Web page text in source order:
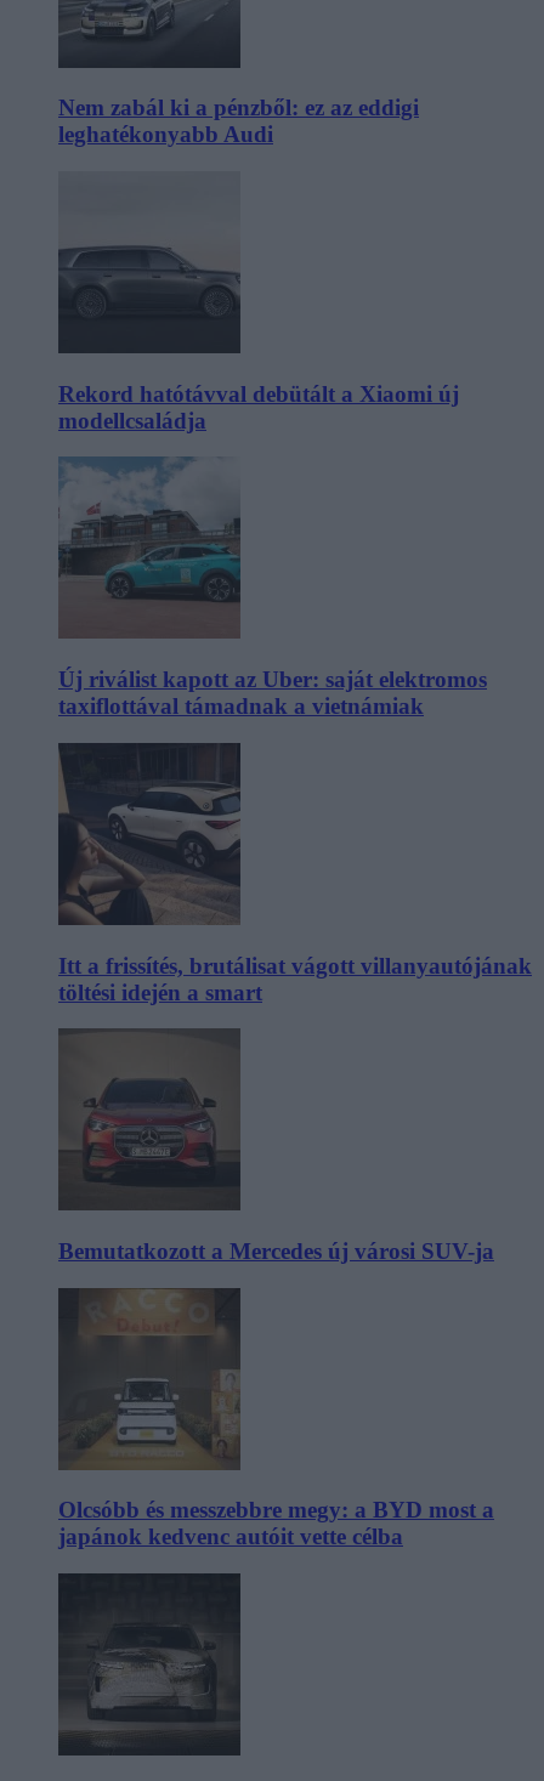
Nem zabál ki a pénzből: ez az eddigi
leghatékonyabb Audi
Rekord hatótávval debütált a Xiaomi új
modellcsaládja
Új riválist kapott az Uber: saját elektromos
taxiflottával támadnak a vietnámiak
Itt a frissítés, brutálisat vágott villanyautójának
töltési idején a smart
Bemutatkozott a Mercedes új városi SUV-ja
Olcsóbb és messzebbre megy: a BYD most a
japánok kedvenc autóit vette célba